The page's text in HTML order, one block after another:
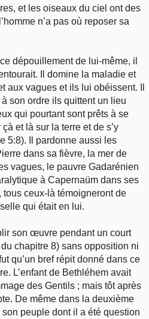
et les oiseaux du ciel ont des
n’a pas où reposer sa
dépouillement de lui-même, il
Il domine la maladie et
aux vagues et ils lui obéissent. Il
son ordre ils quittent un lieu
qui pourtant sont prêts à se
et là sur la terre et de s’y
5:8). Il pardonne aussi les
dans sa fièvre, la mer de
vagues, le pauvre Gadarénien
à Capernaüm dans ses
ceux-là témoigneront de
qui était en lui.
son œuvre pendant un court
chapitre 8) sans opposition ni
qu’un bref répit donné dans ce
L’enfant de Bethléhem avait
des Gentils ; mais tôt après
De même dans la deuxième
peuple dont il a été question